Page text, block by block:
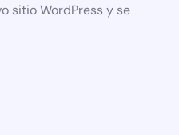
sitio WordPress y se